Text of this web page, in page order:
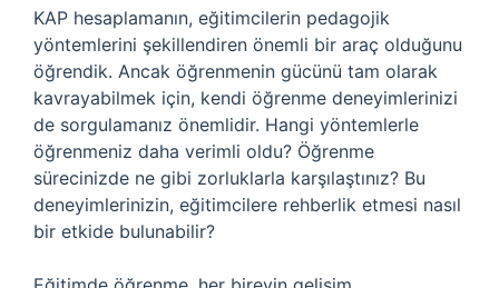
KAP hesaplamanın, eğitimcilerin pedagojik
yöntemlerini şekillendiren önemli bir araç olduğunu
öğrendik. Ancak öğrenmenin gücünü tam olarak
kavrayabilmek için, kendi öğrenme deneyimlerinizi
de sorgulamanız önemlidir. Hangi yöntemlerle
öğrenmeniz daha verimli oldu? Öğrenme
sürecinizde ne gibi zorluklarla karşılaştınız? Bu
deneyimlerinizin, eğitimcilere rehberlik etmesi nasıl
bir etkide bulunabilir?